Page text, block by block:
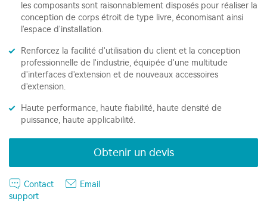
les composants sont raisonnablement disposés pour réaliser la
conception de corps étroit de type livre, économisant ainsi
l'espace d'installation.
Renforcez la facilité d'utilisation du client et la conception
professionnelle de l'industrie, équipée d'une multitude
d'interfaces d'extension et de nouveaux accessoires
d'extension.
Haute performance, haute fiabilité, haute densité de
puissance, haute applicabilité.
Obtenir un devis
Contact
support
Email